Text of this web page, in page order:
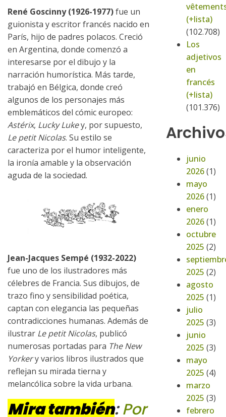
René Goscinny (1926-1977)fue un
guionista y escritor francés nacido en
París, hijo de padres polacos. Creció
en Argentina, donde comenzó a
interesarse por el dibujo y la
narración humorística. Más tarde,
trabajó en Bélgica, donde creó
algunos de los personajes más
emblemáticos del cómic europeo:
Astérix, Lucky Lukey, por supuesto,
Le petit Nicolas. Su estilo se
caracteriza por el humor inteligente,
la ironía amable y la observación
aguda de la sociedad.
Jean-Jacques Sempé (1932-2022)
fue uno de los ilustradores más
célebres de Francia. Sus dibujos, de
trazo fino y sensibilidad poética,
captan con elegancia las pequeñas
contradicciones humanas. Además de
ilustrar Le petit Nicolas, publicó
numerosas portadas para The New
Yorkery varios libros ilustrados que
reflejan su mirada tierna y
melancólica sobre la vida urbana.
Mira también:Por
(+lista)
(102.708)
Los
adjetivos
en
francés
(+lista)
(101.376)
junio
2026(1)
mayo
2026(1)
enero
2026(1)
octubre
2025 (2)
2025 (2)
agosto
2025 (1)
julio
2025 (3)
junio
2025 (3)
mayo
2025 (4)
marzo
2025 (3)
febrero